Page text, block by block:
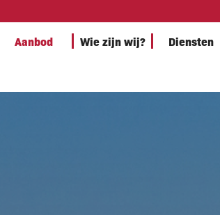
Aanbod
Wie zijn wij? Diensten